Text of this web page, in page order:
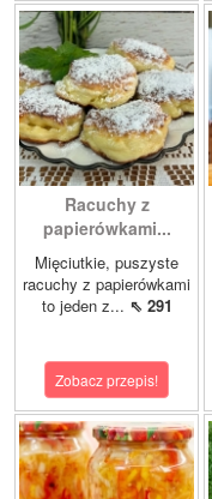
Racuchy z
papierówkami...
Mięciutkie, puszyste
racuchy z papierówkami
to jeden z... ⇖ 291
Zobacz przepis!